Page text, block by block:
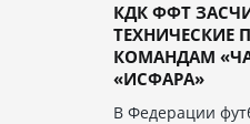
КДК ФФТ
ТЕХНИЧЕСКИЕ
КОМАНДАМ
«ИСФАРА»
В Федерации